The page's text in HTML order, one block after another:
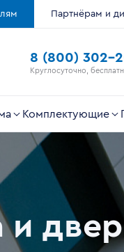
Партнёрам и
8 (800) 302-
Круглосуточно,
Комплектующие
и